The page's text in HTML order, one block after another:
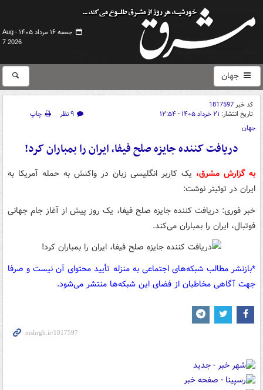
جمعه ۱۶ مرداد ۱۴۰۵ -
Aug
7 2026
جهان
کد خبر1817597
تاریخ انتشار: ۲۱ خرداد ۱۴۰۵ - ۱۲:۵۴ ۹ نظر
چاپ
جهان
دریافت کننده جایزه صلح فیفا، ایران را بمباران کرد!
به گزارش مشرق، یک کاربر انگلیسی زبان در واکنش به حمله آمریکا به
ایران در توئیتر نوشت:
خبر فوری: دریافت کننده جایزه صلح فیفا، یک روز پیش از آغاز جام جهانی
فوتبال، ایران را بمباران می‌کند.
*بازنشر مطالب شبکه‌های اجتماعی به منزله تأیید محتوای آن نیست و صرفا
جهت آگاهی مخاطبان از فضای این شبکه‌ها منتشر می‌شود.